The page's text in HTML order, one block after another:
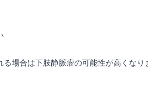
場合は下肢静脈瘤の可能性が高くなり